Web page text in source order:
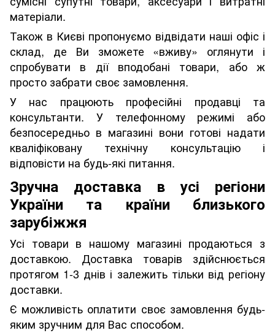
матеріали.
Також в Києві пропонуємо відвідати наші офіс і
склад, де Ви зможете «вживу» оглянути і
спробувати в дії вподобані товари, або ж
просто забрати своє замовлення.
У нас працюють професійні продавці та
консультанти. У телефонному режимі або
безпосередньо в магазині вони готові надати
кваліфіковану технічну консультацію і
відповісти на будь-які питання.
Зручна доставка в усі регіони
України та країни близького
зарубіжжя
Усі товари в нашому магазині продаються з
доставкою. Доставка товарів здійснюється
протягом 1-3 днів і залежить тільки від регіону
доставки.
Є можливість оплатити своє замовлення будь-
яким зручним для Вас способом.